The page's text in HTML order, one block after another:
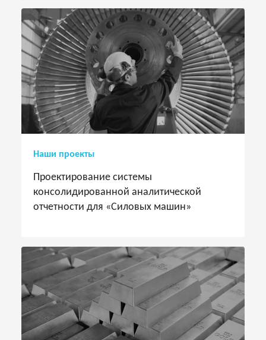
Наши проекты
Проектирование системы
консолидированной аналитической
отчетности для «Силовых машин»